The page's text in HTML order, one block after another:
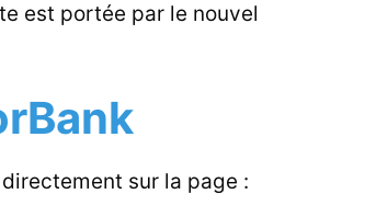
est portée par le nouvel
sur la page :